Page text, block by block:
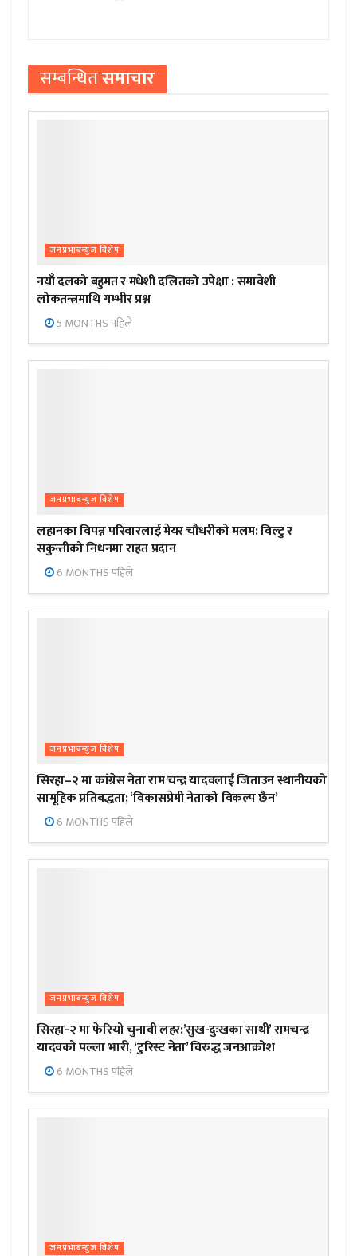
सम्बन्धितसमाचार
जनप्रभाबन्युज विशेष
नयाँ दलको बहुमत र मधेशी दलितको उपेक्षा : समावेशी
लोकतन्त्रमाथि गम्भीर प्रश्न
5 MONTHS पहिले
जनप्रभाबन्युज विशेष
लहानका विपन्न परिवारलाई मेयर चौधरीको मलम: विल्टु र
सकुन्तीको निधनमा राहत प्रदान
6 MONTHS पहिले
जनप्रभाबन्युज विशेष
सिरहा–२ मा कांग्रेस नेता राम चन्द्र यादवलाई जिताउन स्थानीयको
सामूहिक प्रतिबद्धता; ‘विकासप्रेमी नेताको विकल्प छैन’
6 MONTHS पहिले
जनप्रभाबन्युज विशेष
सिरहा-२ मा फेरियो चुनावी लहर:’सुख-दुःखका साथी’ रामचन्द्र
यादवको पल्ला भारी, ‘टुरिस्ट नेता’ विरुद्ध जनआक्रोश
6 MONTHS पहिले
जनप्रभाबन्युज विशेष